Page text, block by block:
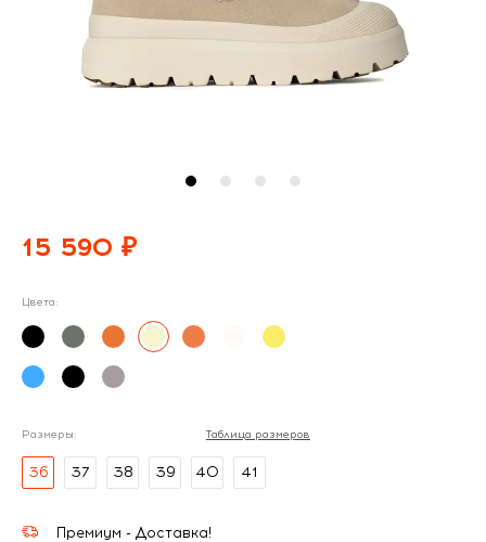
15 590 ₽
Цвета:
Размеры: Таблица размеров
36 37 38 39 40 41
Премиум - Доставка!